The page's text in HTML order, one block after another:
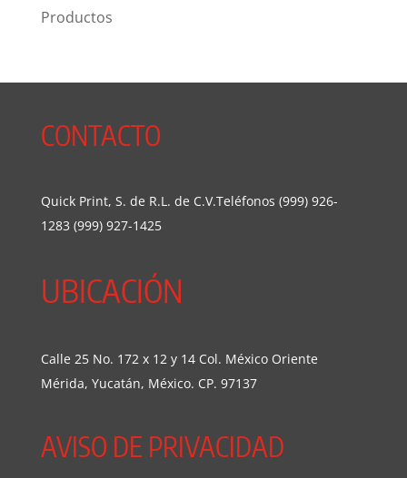
Productos
CONTACTO
Quick Print, S. de R.L. de C.V.Teléfonos (999) 926-
1283 (999) 927-1425
UBICACIÓN
Calle 25 No. 172 x 12 y 14 Col. México Oriente
Mérida, Yucatán, México. CP. 97137
AVISO DE PRIVACIDAD